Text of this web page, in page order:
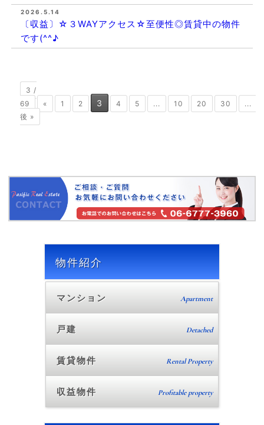
2026.5.14
〔収益〕☆３WAYアクセス☆至便性◎賃貸中の物件
です(^^♪
3 /
69
« 1 2 3 4 5 ... 10 20 30
...
後 »
物件紹介
マンション Apartment
戸建 Detached
賃貸物件 Rental Property
収益物件 Profitable property